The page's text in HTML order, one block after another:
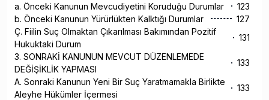
a. Önceki Kanunun Mevcudiyetini Koruduğu Durumlar
123
b. Önceki Kanunun Yürürlükten Kalktığı Durumlar
127
Ç. Fiilin Suç Olmaktan Çıkarılması Bakımından Pozitif
Hukuktaki Durum
131
3. SONRAKİ KANUNUN MEVCUT DÜZENLEMEDE
DEĞİŞİKLİK YAPMASI
133
A. Sonraki Kanunun Yeni Bir Suç Yaratmamakla Birlikte
Aleyhe Hükümler İçermesi
133